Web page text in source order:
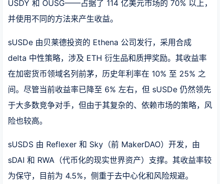
USDY 和 OUSG——占据了 114 亿美元市场的 70% 以上，
并使用不同的方法来产生收益。
sUSDe 由贝莱德投资的 Ethena 公司发行，采用合成
delta 中性策略，涉及 ETH 衍生品和质押奖励。其收益率
在加密货币领域名列前茅，历史年利率在 10% 至 25% 之
间。尽管当前收益率已降至 6% 左右，但 sUSDe 仍然领先
于大多数竞争对手，但由于其复杂的、依赖市场的策略，风
险也较高。
sUSDS 由 Reflexer 和 Sky（前 MakerDAO）开发，由
sDAI 和 RWA（代币化的现实世界资产）支撑。其收益率较
为保守，目前为 4.5%，侧重于去中心化和风险规避。